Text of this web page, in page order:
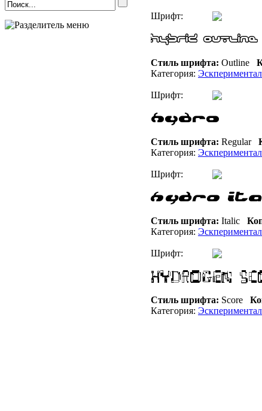
Шрифт:
Стиль шрифта: Outline
Категория:
Шрифт:
Стиль шрифта: Regular
Категория:
Шрифт:
Стиль шрифта: Italic
Категория:
Шрифт:
Стиль шрифта: Score
Категория: